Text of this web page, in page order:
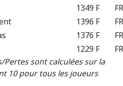
1349 F
1396 F
1376 F
1229 F
Pertes sont calculées sur la
10 pour tous les joueurs